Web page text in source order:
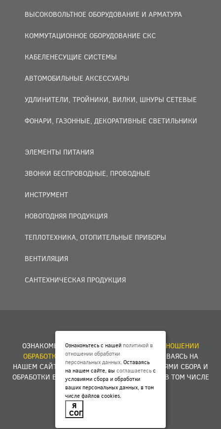
ВЫСОКОВОЛЬТНОЕ ОБОРУДОВАНИЕ И АРМАТУРА
КОММУТАЦИОННОЕ ОБОРУДОВАНИЕ СКС
КАБЕЛЕНЕСУЩИЕ СИСТЕМЫ
АВТОМОБИЛЬНЫЕ АКСЕССУАРЫ
УДЛИНИТЕЛИ, ТРОЙНИКИ, ВИЛКИ, ШНУРЫ СЕТЕВЫЕ
ФОНАРИ, ГАЗОННЫЕ, ДЕКОРАТИВНЫЕ СВЕТИЛЬНИКИ
ЭЛЕМЕНТЫ ПИТАНИЯ
ЗВОНКИ БЕСПРОВОДНЫЕ, ПРОВОДНЫЕ
ИНСТРУМЕНТ
НОВОГОДНЯЯ ПРОДУКЦИЯ
ТЕПЛОТЕХНИКА, ОТОПИТЕЛЬНЫЕ ПРИБОРЫ
ВЕНТИЛЯЦИЯ
САНТЕХНИЧЕСКАЯ ПРОДУКЦИЯ
ОЗНАКОМЬТЕСЬ С НАШЕЙПОЛИТИКОЙ В ОТНОШЕНИИ
ОБРАБОТКИ ПЕРСОНАЛЬНЫХ ДАННЫХ
. ОСТАВАЯСЬ НА
НАШЕМ САЙТЕ, ВЫСОГЛАШАЕТЕСЬС УСЛОВИЯМИ СБОРА И
ОБРАБОТКИ ВАШИХ ПЕРСОНАЛЬНЫХ ДАННЫХ, В ТОМ ЧИСЛЕ
ФАЙЛОВ COOKIES.
Разработка сайта -
Ознакомьтесь с нашей политикой в
отношении обработки
персональных данных. Оставаясь
на нашем сайте, вы соглашаетесь с
условиями сбора и обработки
ваших персональных данных, в том
числе файлов cookies.
Я
СОГЛАСЕН